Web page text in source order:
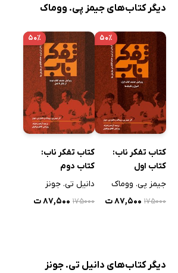
دیگر کتاب‌های جیمز پی. ووماک
۵۰٪
کتاب تفکر ناب:
کتاب اول
جیمز پی. ووماک
۱۷۵۰۰۰ ۸۷,۵۰۰ ت
۵۰٪
کتاب تفکر ناب:
کتاب دوم
دانیل تی. جونز
۱۷۵۰۰۰ ۸۷,۵۰۰ ت
دیگر کتاب‌های دانیل تی. جونز